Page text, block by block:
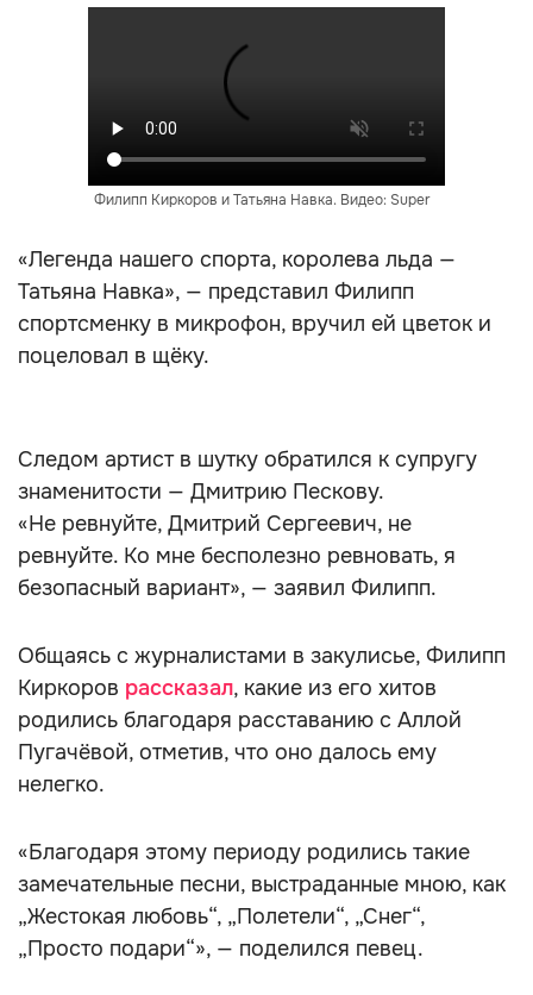
Филипп Киркоров и Татьяна Навка. Видео: Super
«Легенда нашего спорта, королева льда —
Татьяна Навка», — представил Филипп
спортсменку в микрофон, вручил ей цветок и
поцеловал в щёку.
Следом артист в шутку обратился к супругу
знаменитости — Дмитрию Пескову.
«Не ревнуйте, Дмитрий Сергеевич, не
ревнуйте. Ко мне бесполезно ревновать, я
безопасный вариант», — заявил Филипп.
Общаясь с журналистами в закулисье, Филипп
Киркоров рассказал, какие из его хитов
родились благодаря расставанию с Аллой
Пугачёвой, отметив, что оно далось ему
нелегко.
«Благодаря этому периоду родились такие
замечательные песни, выстраданные мною, как
„Жестокая любовь“, „Полетели“, „Снег“,
„Просто подари“», — поделился певец.